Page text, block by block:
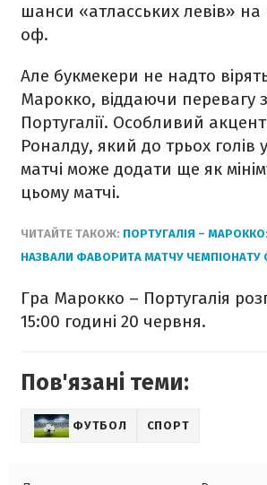
шанси «атласських левів» на
оф.
Але букмекери не надто
Марокко, віддаючи перевагу
Португалії. Особливий
Роналду, який до трьох голів
матчі може додати ще як
цьому матчі.
ЧИТАЙТЕ ТАКОЖ: ПОРТУГАЛІЯ –
НАЗВАЛИ ФАВОРИТА МАТЧУ ЧЕМПІОНАТУ
Гра Марокко – Португалія
15:00 годині 20 червня.
Пов'язані теми:
ФУТБОЛ СПОРТ